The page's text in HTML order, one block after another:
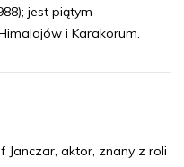
jest piątym
i Karakorum.
Janczar, aktor, znany z roli